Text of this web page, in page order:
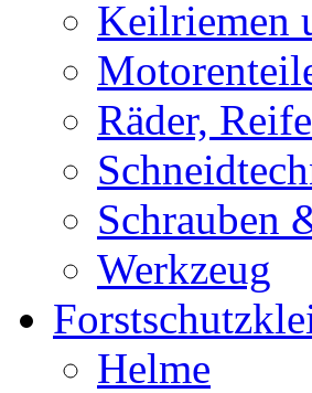
Keilriemen
Räder,
Schrauben
Werkzeug
Helme